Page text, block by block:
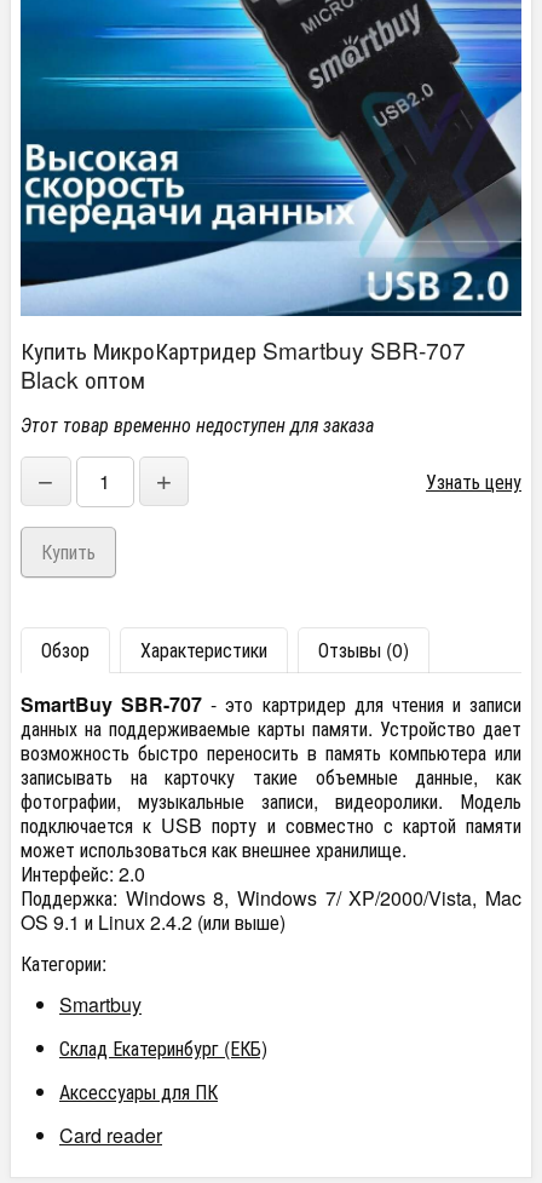
Купить МикроКартридер Smartbuy SBR-707
Black оптом
Этот товар временно недоступен для заказа
− + Узнать цену
Обзор Характеристики
Отзывы (0)
SmartBuy SBR-707 - это картридер для чтения и записи
данных на поддерживаемые карты памяти. Устройство дает
возможность быстро переносить в память компьютера или
записывать на карточку такие объемные данные, как
фотографии, музыкальные записи, видеоролики. Модель
подключается к USB порту и совместно с картой памяти
может использоваться как внешнее хранилище.
Интерфейс: 2.0
Поддержка: Windows 8, Windows 7/ XP/2000/Vista, Mac
OS 9.1 и Linux 2.4.2 (или выше)
Категории:
Smartbuy
Склад Екатеринбург (ЕКБ)
Аксессуары для ПК
Card reader